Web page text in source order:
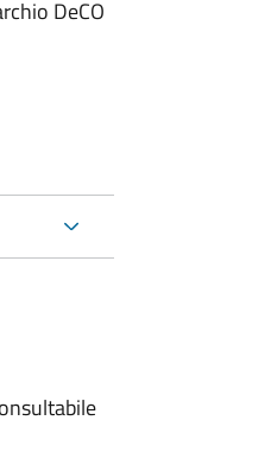
DeCO